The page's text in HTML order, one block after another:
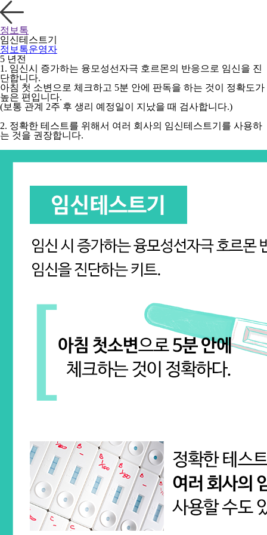
정보톡
임신테스트기
정보톡운영자
5 년전
1. 임신시 증가하는 융모성선자극 호르몬의 반응으로 임신을 진
단합니다.
아침 첫 소변으로 체크하고 5분 안에 판독을 하는 것이 정확도가
높은 편입니다.
(보통 관계 2주 후 생리 예정일이 지났을 때 검사합니다.)
2. 정확한 테스트를 위해서 여러 회사의 임신테스트기를 사용하
는 것을 권장합니다.